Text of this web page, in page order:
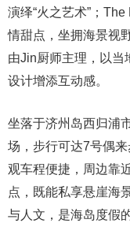
演绎“火之艺术”；
情甜点，坐拥海景视
由Jin厨师主理，以当
设计增添互动感。
坐落于济州岛西归浦
场，步行可达7号偶
观车程便捷，周边靠
点，既能私享悬崖海
与人文，是海岛度假